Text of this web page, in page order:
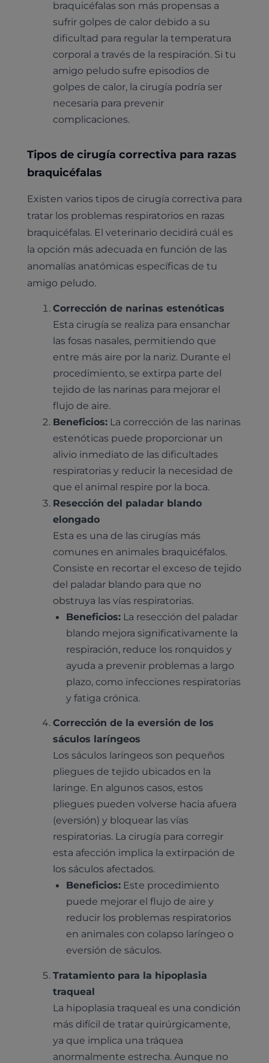
Pruebas diagnósticas
Diagnóstico veterinario por imagen
Laboratorio veterinario propio
Pruebas cropológicas
Identificación con microchip y pasaporte
Desparasitación
Vacunación
Leishmaniasis
Revisión general y/o geriátrica
Todos los servicios
Medicina general
Odontología
Urología y nefrología
Cardiología
Medicina felina
Animales Exóticos
Planes de salud para perros
Planes de salud para gatos
Todos los planes de salud
¿Quiénes somos?
Comité de expertos veterinarios
Trabaja en Clinicanimal
braquicéfalas son más propensas a
sufrir golpes de calor debido a su
dificultad para regular la temperatura
corporal a través de la respiración. Si tu
amigo peludo sufre episodios de
golpes de calor, la cirugía podría ser
necesaria para prevenir
complicaciones.
Tipos de cirugía correctiva para razas
braquicéfalas
Existen varios tipos de cirugía correctiva para
tratar los problemas respiratorios en razas
braquicéfalas. El veterinario decidirá cuál es
la opción más adecuada en función de las
anomalías anatómicas específicas de tu
amigo peludo.
Corrección de narinas estenóticas
Esta cirugía se realiza para ensanchar
las fosas nasales, permitiendo que
entre más aire por la nariz. Durante el
procedimiento, se extirpa parte del
tejido de las narinas para mejorar el
flujo de aire.
Beneficios: La corrección de las narinas
estenóticas puede proporcionar un
alivio inmediato de las dificultades
respiratorias y reducir la necesidad de
que el animal respire por la boca.
Resección del paladar blando
elongado
Esta es una de las cirugías más
comunes en animales braquicéfalos.
Consiste en recortar el exceso de tejido
del paladar blando para que no
obstruya las vías respiratorias.
Beneficios: La resección del paladar
blando mejora significativamente la
respiración, reduce los ronquidos y
ayuda a prevenir problemas a largo
plazo, como infecciones respiratorias
y fatiga crónica.
Corrección de la eversión de los
sáculos laríngeos
Los sáculos laríngeos son pequeños
pliegues de tejido ubicados en la
laringe. En algunos casos, estos
pliegues pueden volverse hacia afuera
(eversión) y bloquear las vías
respiratorias. La cirugía para corregir
esta afección implica la extirpación de
los sáculos afectados.
Beneficios: Este procedimiento
puede mejorar el flujo de aire y
reducir los problemas respiratorios
en animales con colapso laríngeo o
eversión de sáculos.
Tratamiento para la hipoplasia
traqueal
La hipoplasia traqueal es una condición
más difícil de tratar quirúrgicamente,
ya que implica una tráquea
anormalmente estrecha. Aunque no